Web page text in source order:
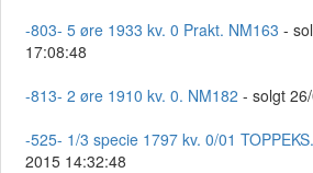
-803- 5 øre 1933 kv. 0 Prakt. NM163 -
17:08:48
-813- 2 øre 1910 kv. 0. NM182 - solgt
-525- 1/3 specie 1797 kv. 0/01
2015 14:32:48